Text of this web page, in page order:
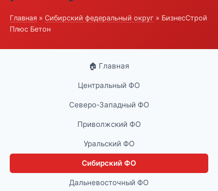
Главная » Сибирский федеральный округ » БизнесСтрой
Плюс Бетон
🏠 Главная
Центральный ФО
Северо-Западный ФО
Приволжский ФО
Уральский ФО
Сибирский ФО
Дальневосточный ФО